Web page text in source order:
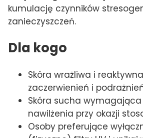
kumulację czynników
zanieczyszczeń.
Dla kogo
Skóra wrażliwa i
zaczerwienień i
Skóra sucha
nawilżenia przy okazji
Osoby preferujące